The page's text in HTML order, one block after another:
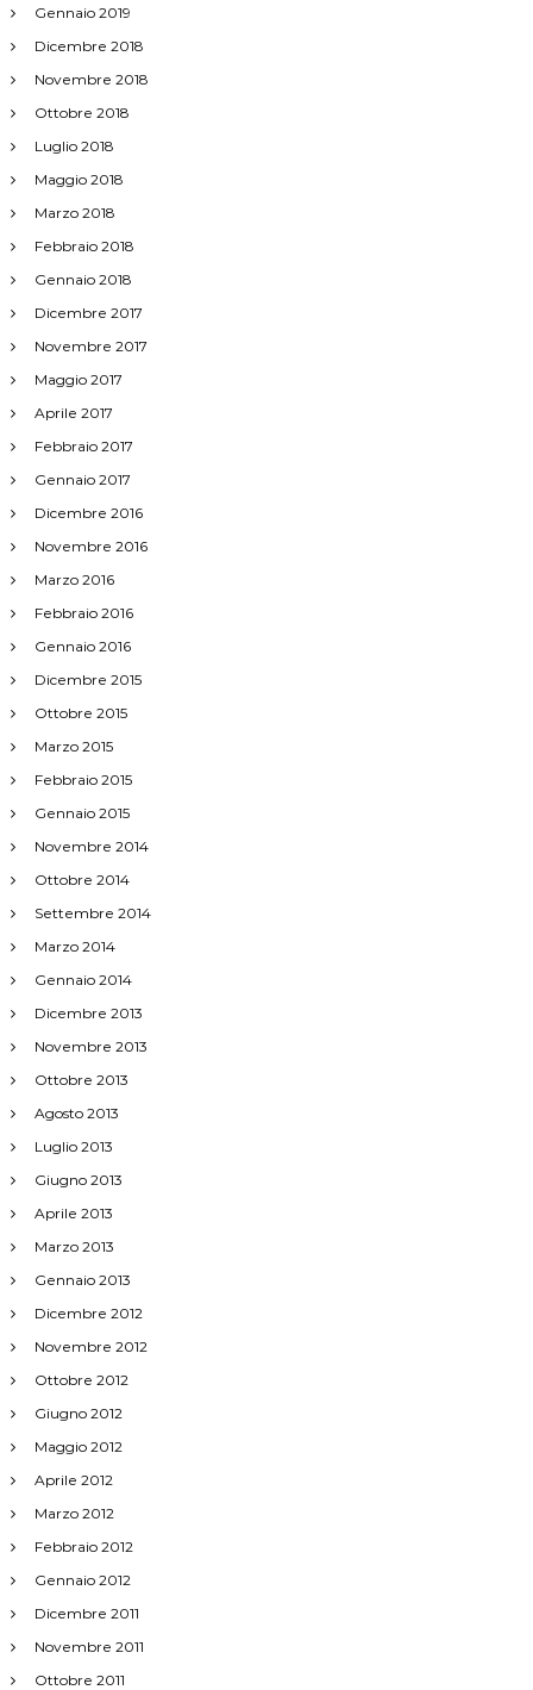
c
o
l
i
Gennaio 2019
Dicembre 2018
Novembre 2018
Ottobre 2018
Luglio 2018
Maggio 2018
Marzo 2018
Febbraio 2018
Gennaio 2018
Dicembre 2017
Novembre 2017
Maggio 2017
Aprile 2017
Febbraio 2017
Gennaio 2017
Dicembre 2016
Novembre 2016
Marzo 2016
Febbraio 2016
Gennaio 2016
Dicembre 2015
Ottobre 2015
Marzo 2015
Febbraio 2015
Gennaio 2015
Novembre 2014
Ottobre 2014
Settembre 2014
Marzo 2014
Gennaio 2014
Dicembre 2013
Novembre 2013
Ottobre 2013
Agosto 2013
Luglio 2013
Giugno 2013
Aprile 2013
Marzo 2013
Gennaio 2013
Dicembre 2012
Novembre 2012
Ottobre 2012
Giugno 2012
Maggio 2012
Aprile 2012
Marzo 2012
Febbraio 2012
Gennaio 2012
Dicembre 2011
Novembre 2011
Ottobre 2011